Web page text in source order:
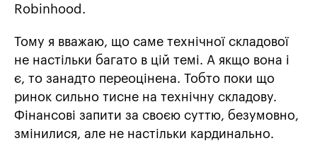
Robinhood.
Тому я вважаю, що саме технічної складової
не настільки багато в цій темі. А якщо вона і
є, то занадто переоцінена. Тобто поки що
ринок сильно тисне на технічну складову.
Фінансові запити за своєю суттю, безумовно,
змінилися, але не настільки кардинально.